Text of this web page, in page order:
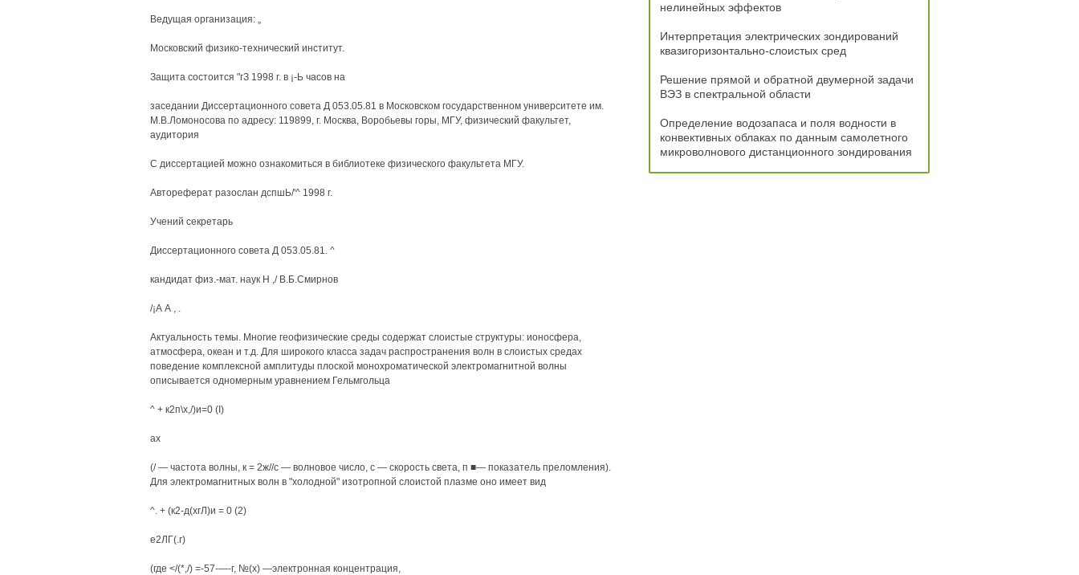
Ведущая организация: „
Московский физико-технический институт.
Защита состоится "гЗ 1998 г. в ¡-Ь часов на
заседании Диссертационного совета Д 053.05.81 в Московском государственном университете им.
М.В.Ломоносова по адресу: 119899, г. Москва, Воробьевы горы, МГУ, физический факультет,
аудитория
С диссертацией можно ознакомиться в библиотеке физического факультета МГУ.
Автореферат разослан дспшЬ/'^ 1998 г.
Учений секретарь
Диссертационного совета Д 053.05.81. ^
кандидат физ.-мат. наук Н ,/ В.Б.Смирнов
/¡А А , .
Актуальность темы. Многие геофизические среды содержат слоистые структуры: ионосфера,
атмосфера, океан и т.д. Для широкого класса задач распространения волн в слоистых средах
поведение комплексной амплитуды плоской монохроматической электромагнитной волны
описывается одномерным уравнением Гельмгольца
^ + к2п\х,/)и=0 (I)
ах
(/ — частота волны, к = 2ж//с — волновое число, с — скорость света, п ■— показатель преломления).
Для электромагнитных волн в "холодной" изотропной слоистой плазме оно имеет вид
^. + (к2-д(хгЛ)и = 0 (2)
е2ЛГ(.г)
(где </(*,/) =-57-—-г, №(х) —электронная концентрация,
нелинейных эффектов
Интерпретация электрических зондирований
квазигоризонтально-слоистых сред
Решение прямой и обратной двумерной задачи
ВЭЗ в спектральной области
Определение водозапаса и поля водности в
конвективных облаках по данным самолетного
микроволнового дистанционного зондирования